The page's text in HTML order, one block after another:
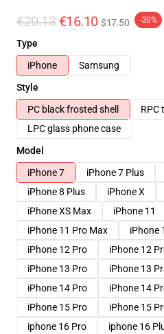
€20.13 €16.10 $17.50 -20%
Type
iPhone
Samsung
Style
PC black frosted shell
RPC
LPC glass phone case
Model
iPhone 7
iPhone 7 Plus
iPhone 8 Plus
iPhone X
iPhone XS Max
iPhone 11
iPhone 11 Pro Max
iPhone
iPhone 12 Pro
iPhone 12
iPhone 13 Pro
iPhone 13
iPhone 14 Pro
iPhone 14
iPhone 15 Pro
iPhone 15
iphone 16 Pro
iphone 16